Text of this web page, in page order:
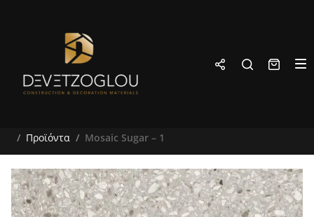
Προϊόντα Mosaic Sugar – 1